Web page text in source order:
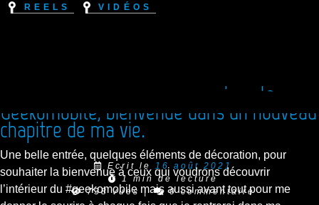
Reels Vidéos
[Reel Instagram] Bienvenue dans le
Geekomobile, bienvenue dans un nouveau
chapitre de ma vie.
Ecrit le 16 août 2021
1 min de lecture
738 vues
| 0 commentaire
Une belle entrée, quelques éléments de décoration, pour
souhaiter la bienvenue à ceux qui voudrons découvrir
l’intérieur du #geekomobile mais aussi avant tout pour me